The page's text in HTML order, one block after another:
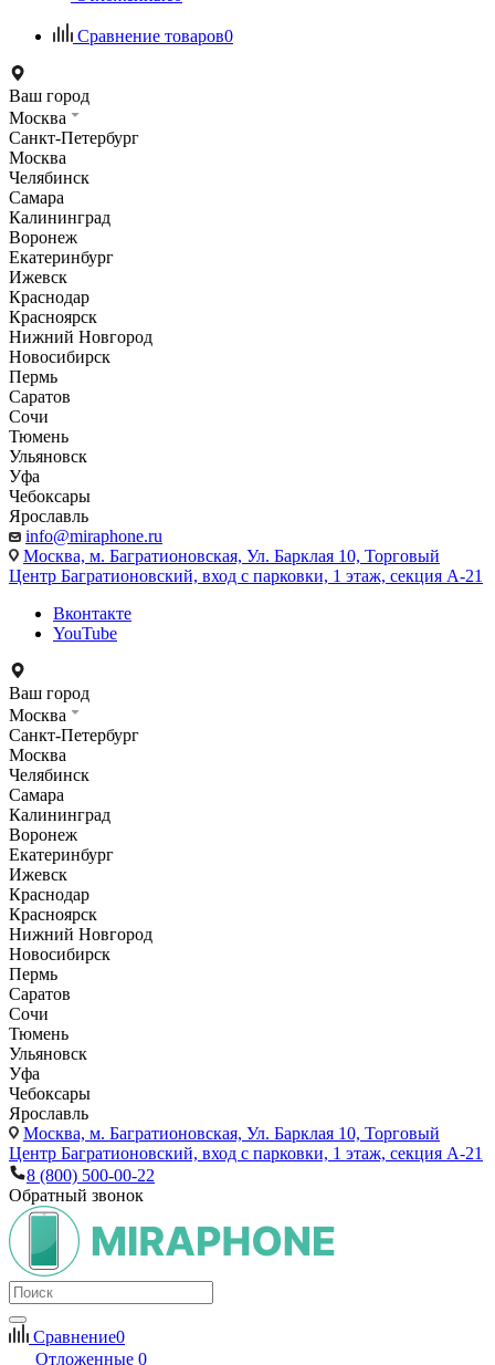
Сравнение товаров0
Ваш город
Москва
Санкт-Петербург
Москва
Челябинск
Самара
Калининград
Воронеж
Екатеринбург
Ижевск
Краснодар
Красноярск
Нижний Новгород
Новосибирск
Пермь
Саратов
Сочи
Тюмень
Ульяновск
Уфа
Чебоксары
Ярославль
info@miraphone.ru
Москва, м. Багратионовская, Ул. Барклая 10, Торговый
Центр Багратионовский, вход с парковки, 1 этаж, секция А-21
Вконтакте
YouTube
Ваш город
Москва
Санкт-Петербург
Москва
Челябинск
Самара
Калининград
Воронеж
Екатеринбург
Ижевск
Краснодар
Красноярск
Нижний Новгород
Новосибирск
Пермь
Саратов
Сочи
Тюмень
Ульяновск
Уфа
Чебоксары
Ярославль
Москва, м. Багратионовская, Ул. Барклая 10, Торговый
Центр Багратионовский, вход с парковки, 1 этаж, секция А-21
8 (800) 500-00-22
Обратный звонок
Сравнение0
Отложенные 0